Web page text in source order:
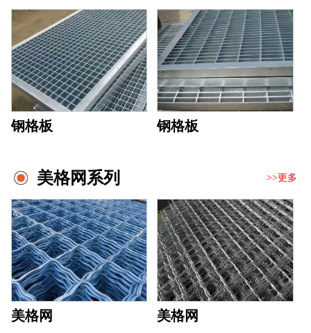
钢格板 钢格板
美格网系列 >>更多
美格网 美格网